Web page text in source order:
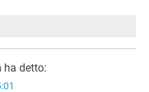
ha detto: